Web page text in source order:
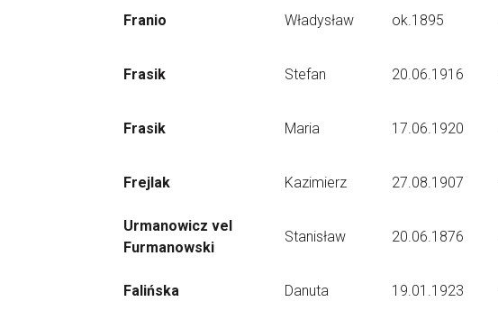
Franio Władysław ok.1895
Frasik Stefan 20.06.1916
Frasik Maria 17.06.1920
Frejlak Kazimierz 27.08.1907
Urmanowicz vel
Furmanowski
Stanisław 20.06.1876
Falińska Danuta 19.01.1923